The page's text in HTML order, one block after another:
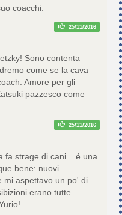
coacchi.
25/11/2016
Sono contenta
come se la cava
Amore per gli
pazzesco come
25/11/2016
fa strage di cani... é una
bene: nuovi
mi aspettavo un po' di
erano tutte